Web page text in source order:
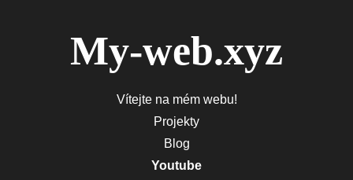
My-web.xyz
Vítejte na mém webu!
Projekty
Blog
Youtube